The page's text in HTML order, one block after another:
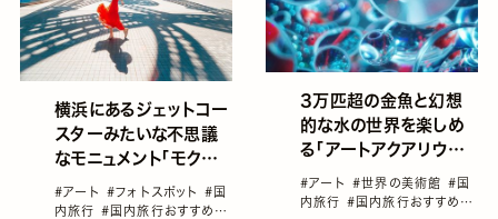
横浜にあるジェットコー
スターみたいな不思議
なモニュメント「モクモク
ワクワク ヨコハマ ヨー
ヨー」
#アート #フォトスポット #国
内旅行 #国内旅行おすすめ#
3万匹超の金魚と幻想
的な水の世界を楽しめ
る「アートアクアリウム
美術館」
#アート #世界の美術館 #国
内旅行 #国内旅行おすすめ#